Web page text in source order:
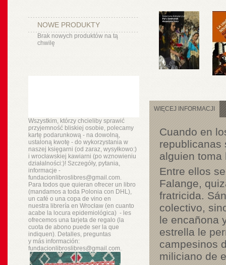
NOWE PRODUKTY
Brak nowych produktów na tą
chwilę
Wszystkim, którzy chcieliby sprawić
przyjemność bliskiej osobie, polecamy
kartę podarunkową - na dowolną,
ustaloną kwotę - do wykorzystania w
naszej księgarni (od zaraz, wysyłkowo:)
i wrocławskiej kawiarni (po wznowieniu
działalności:)! Szczegóły, pytania,
informacje -
fundacionlibroslibres@gmail.com.
Para todos que quieran ofrecer un libro
(mandamos a toda Polonia con DHL),
un café o una copa de vino en
nuestra libreríaen Wrocław (en cuanto
acabe la locura epidemiológica) - les
ofrecemos una tarjeta de regalo (la
cuota de abono puede ser la que
indiquen). Detalles, preguntas
y másinformación:
fundacionlibroslibres@gmail.com.
WIĘCEJ INFORMACJI
Cuando en
republicanas
alguien toma
Entre ellos
Falange,
fratricida.
colectivo,
le encañona
estrella le
campesinos
miliciano de